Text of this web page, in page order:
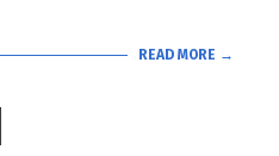
READ MORE →